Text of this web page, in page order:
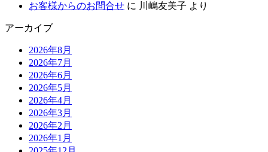
お客様からのお問合せ に 川嶋友美子 より
アーカイブ
2026年8月
2026年7月
2026年6月
2026年5月
2026年4月
2026年3月
2026年2月
2026年1月